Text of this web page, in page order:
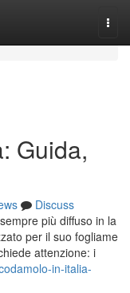
Guida,
Discuss
più diffuso in la
per il suo fogliame
attenzione: i
in-italia-